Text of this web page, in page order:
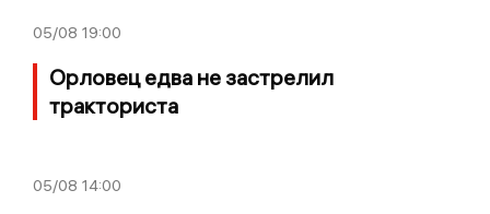
05/08 19:00
Орловец едва не застрелил
тракториста
05/08 14:00